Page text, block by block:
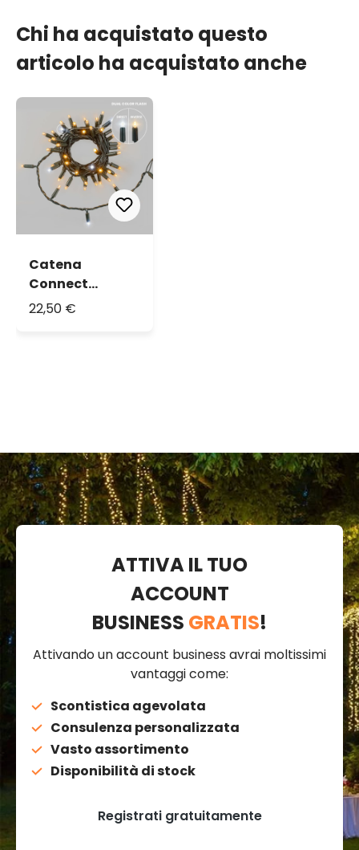
Chi ha acquistato questo
articolo ha acquistato anche
Catena
Connect
ProLine 36V, 5
22,50 €
ATTIVA IL TUO
ACCOUNT
BUSINESS GRATIS!
Attivando un account business avrai moltissimi
vantaggi come:
Scontistica agevolata
Consulenza personalizzata
Vasto assortimento
Disponibilità di stock
Registrati gratuitamente